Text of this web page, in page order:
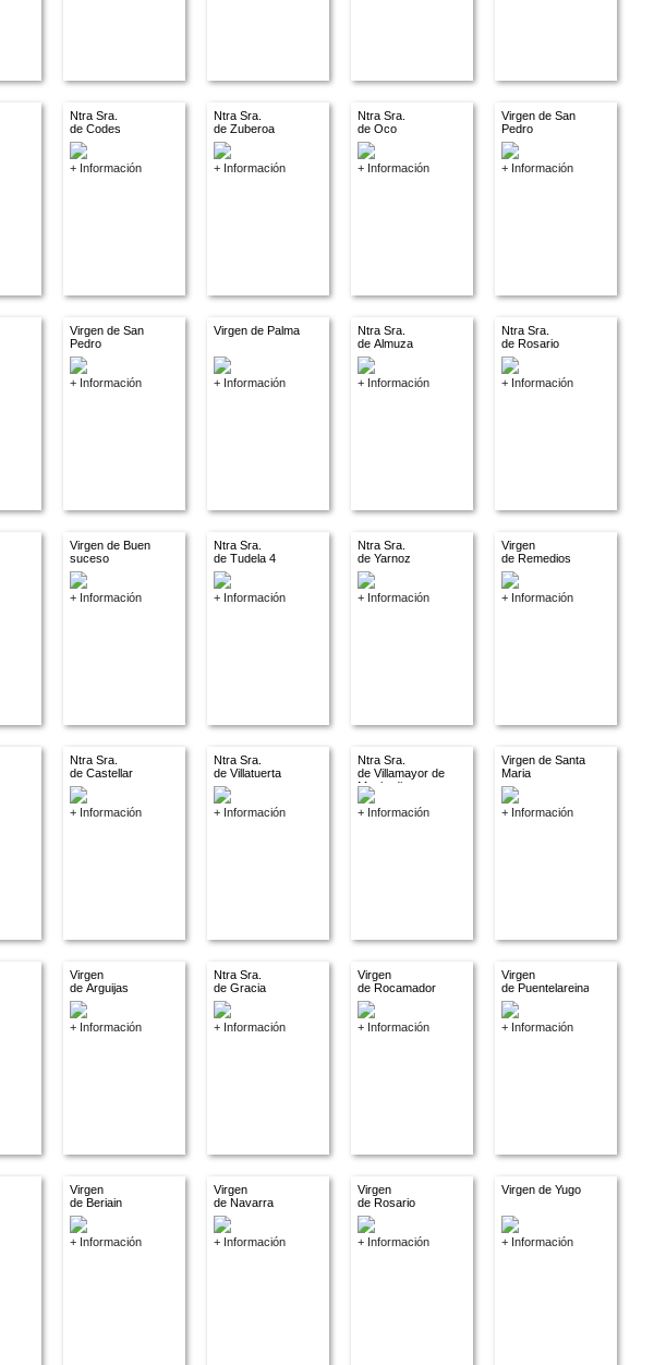
Ntra Sra.
de Codes
+ Información
Ntra Sra.
de Zuberoa
+ Información
Ntra Sra.
de Oco
+ Información
Virgen de San
Pedro
+ Información
Virgen de San
Pedro
+ Información
Virgen de Palma
+ Información
Ntra Sra.
de Almuza
+ Información
Ntra Sra.
de Rosario
+ Información
Virgen de Buen
suceso
+ Información
Ntra Sra.
de Tudela 4
+ Información
Ntra Sra.
de Yarnoz
+ Información
Virgen
de Remedios
+ Información
Ntra Sra.
de Castellar
+ Información
Ntra Sra.
de Villatuerta
+ Información
Ntra Sra.
de Villamayor de
Monjardin
+ Información
Virgen de Santa
Maria
+ Información
Virgen
de Arguijas
+ Información
Ntra Sra.
de Gracia
+ Información
Virgen
de Rocamador
+ Información
Virgen
de Puentelareina
+ Información
Virgen
de Beriain
+ Información
Virgen
de Navarra
+ Información
Virgen
de Rosario
+ Información
Virgen de Yugo
+ Información